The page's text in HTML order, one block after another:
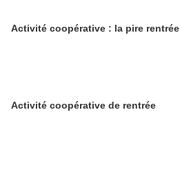
Activité coopérative : la pire rentrée
Activité coopérative de rentrée